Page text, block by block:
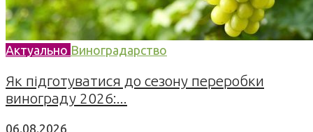
Актуально Виноградарство
Як підготуватися до сезону переробки
винограду 2026:...
06.08.2026